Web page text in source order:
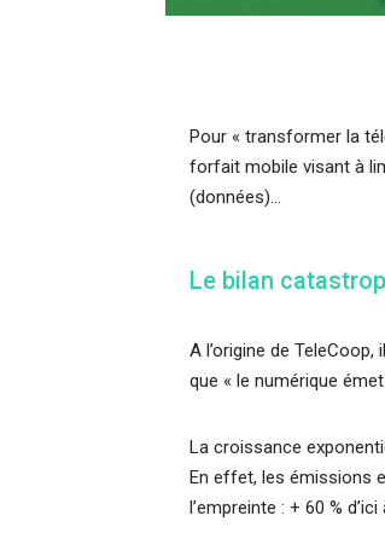
Pour « transformer la
forfait mobile visant à
(données)…
Le bilan
A l’origine de
que « le numérique
La croissance
En effet, les émissions
l’empreinte : + 60 % d’ici